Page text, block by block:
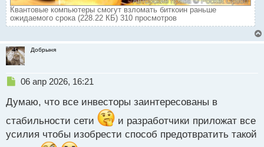
Квантовые компьютеры смогут взломать биткоин раньше
ожидаемого срока (228.22 КБ) 310 просмотров
Добрыня
Н
п
о
ч
06 апр 2026, 16:21
Думаю, что все инвесторы заинтересованы в
стабильности сети
и разработчики приложат все
усилия чтобы изобрести способ предотвратить такой